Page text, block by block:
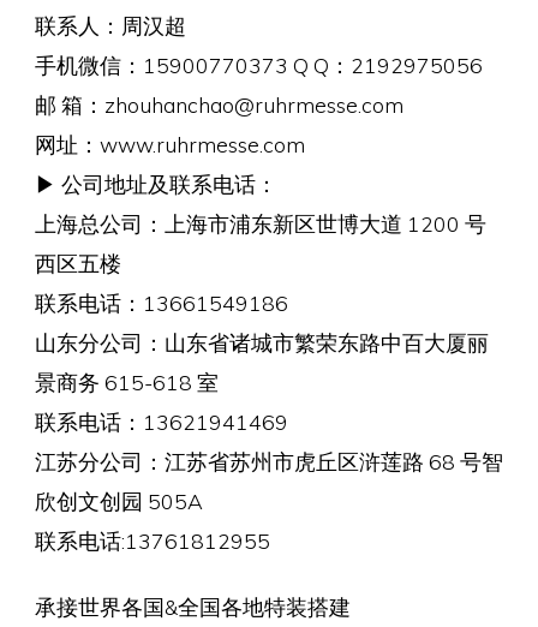
联系人：周汉超
手机微信：15900770373 Q Q：2192975056
邮 箱：zhouhanchao@ruhrmesse.com
网址：www.ruhrmesse.com
▶ 公司地址及联系电话：
上海总公司：上海市浦东新区世博大道 1200 号
西区五楼
联系电话：13661549186
山东分公司：山东省诸城市繁荣东路中百大厦丽
景商务 615-618 室
联系电话：13621941469
江苏分公司：江苏省苏州市虎丘区浒莲路 68 号智
欣创文创园 505A
联系电话:13761812955
承接世界各国&全国各地特装搭建